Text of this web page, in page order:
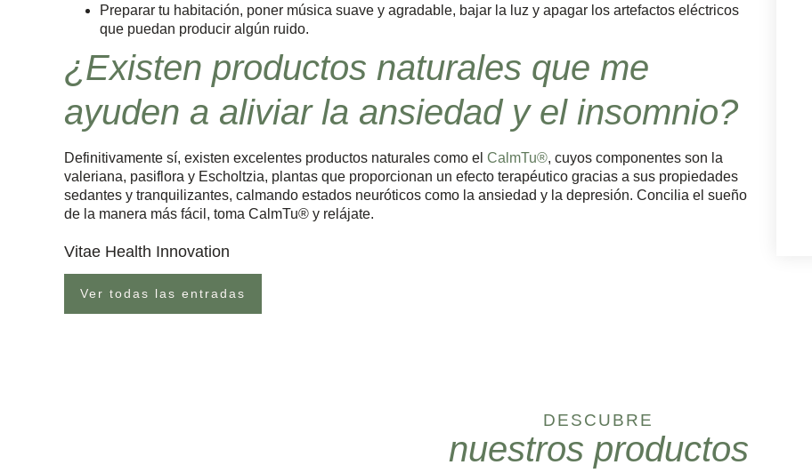
Preparar tu habitación, poner música suave y agradable, bajar la luz y apagar los artefactos eléctricos
que puedan producir algún ruido.
¿Existen productos naturales que me
ayuden a aliviar la ansiedad y el insomnio?
Definitivamente sí, existen excelentes productos naturales como el CalmTu®, cuyos componentes son la
valeriana, pasiflora y Escholtzia, plantas que proporcionan un efecto terapéutico gracias a sus propiedades
sedantes y tranquilizantes, calmando estados neuróticos como la ansiedad y la depresión. Concilia el sueño
de la manera más fácil, toma CalmTu® y relájate.
Vitae Health Innovation
Ver todas las entradas
DESCUBRE
nuestros productos